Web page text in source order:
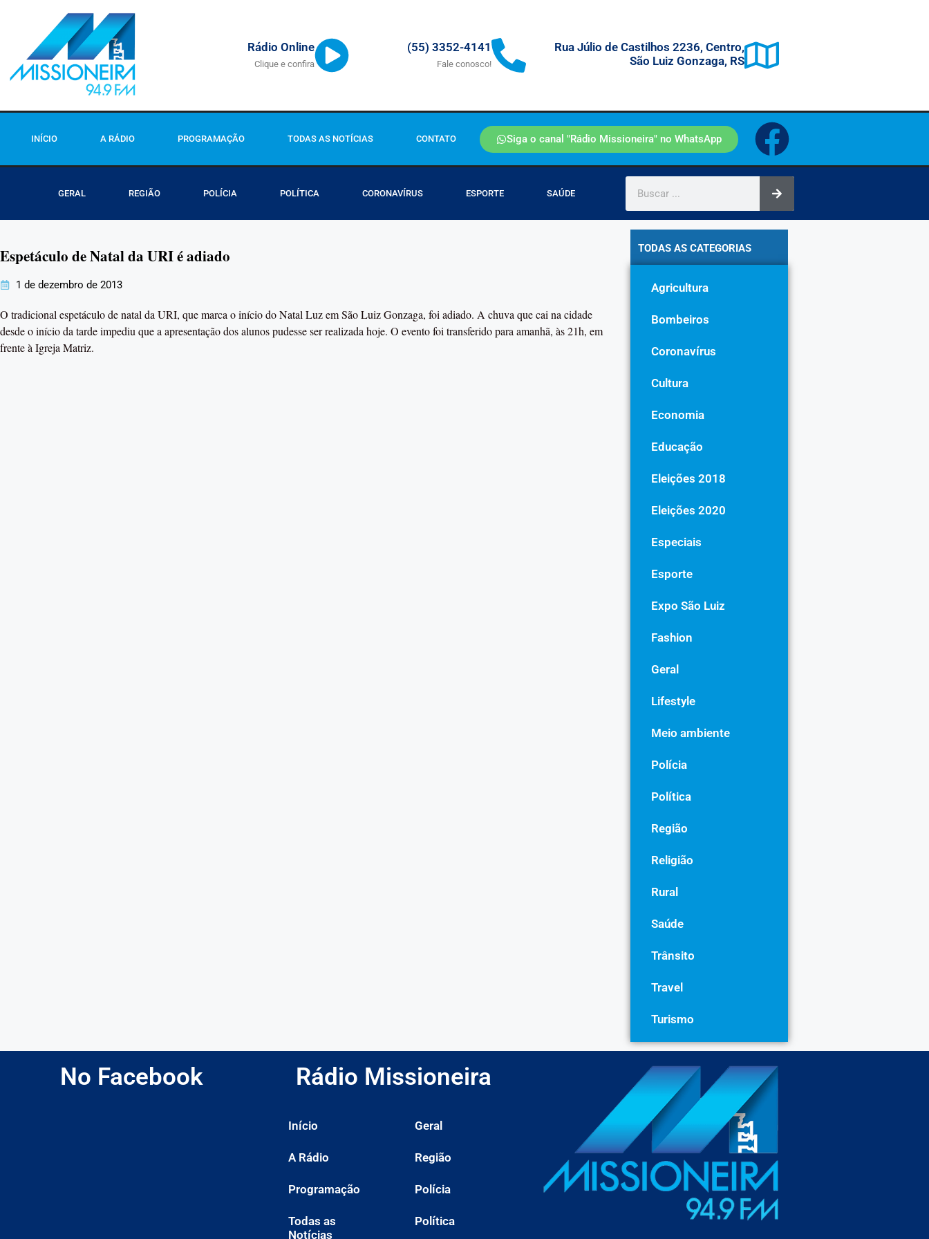
Rádio Online
Clique e confira
(55) 3352-4141
Fale conosco!
Rua Júlio de Castilhos 2236, Centro,
São Luiz Gonzaga, RS
INÍCIO A RÁDIO PROGRAMAÇÃO TODAS AS NOTÍCIAS CONTATO Siga o canal "Rádio Missioneira" no WhatsApp
GERAL REGIÃO POLÍCIA POLÍTICA CORONAVÍRUS ESPORTE SAÚDE
Espetáculo de Natal da URI é adiado
1 de dezembro de 2013
O tradicional espetáculo de natal da URI, que marca o início do Natal Luz em São Luiz Gonzaga, foi adiado. A chuva que cai na cidade
desde o início da tarde impediu que a apresentação dos alunos pudesse ser realizada hoje. O evento foi transferido para amanhã, às 21h, em
frente à Igreja Matriz.
TODAS AS CATEGORIAS
Agricultura
Bombeiros
Coronavírus
Cultura
Economia
Educação
Eleições 2018
Eleições 2020
Especiais
Esporte
Expo São Luiz
Fashion
Geral
Lifestyle
Meio ambiente
Polícia
Política
Região
Religião
Rural
Saúde
Trânsito
Travel
Turismo
No Facebook Rádio Missioneira
Início
A Rádio
Programação
Todas as
Notícias
Geral
Região
Polícia
Política